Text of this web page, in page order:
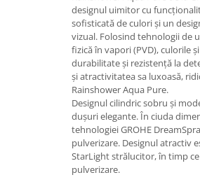
Dulapuri baie
Mobilier baie
Accesorii baie
designul uimitor cu
sofisticată de culori și un
vizual. Folosind tehnologii de
fizică în vapori (PVD), culorile
durabilitate și rezistență la
și atractivitatea sa luxoasă,
Rainshower Aqua Pure.
Designul cilindric sobru și
dușuri elegante. În ciuda
tehnologiei GROHE
pulverizare. Designul atractiv
StarLight strălucitor, în timp
pulverizare.